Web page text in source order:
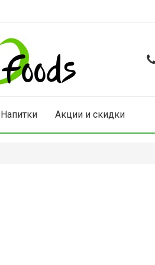
Напитки Акции и скидки